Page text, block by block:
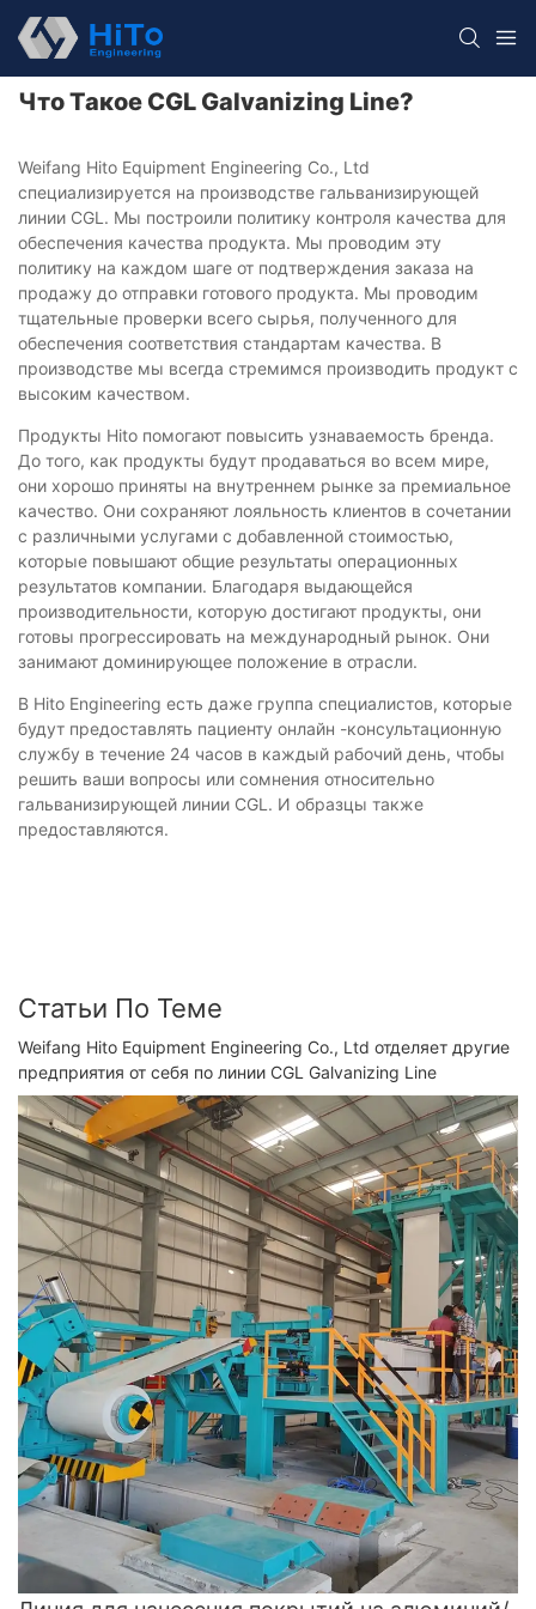
Что Такое CGL Galvanizing Line?
Weifang Hito Equipment Engineering Co., Ltd
специализируется на производстве гальванизирующей
линии CGL. Мы построили политику контроля качества для
обеспечения качества продукта. Мы проводим эту
политику на каждом шаге от подтверждения заказа на
продажу до отправки готового продукта. Мы проводим
тщательные проверки всего сырья, полученного для
обеспечения соответствия стандартам качества. В
производстве мы всегда стремимся производить продукт с
высоким качеством.
Продукты Hito помогают повысить узнаваемость бренда.
До того, как продукты будут продаваться во всем мире,
они хорошо приняты на внутреннем рынке за премиальное
качество. Они сохраняют лояльность клиентов в сочетании
с различными услугами с добавленной стоимостью,
которые повышают общие результаты операционных
результатов компании. Благодаря выдающейся
производительности, которую достигают продукты, они
готовы прогрессировать на международный рынок. Они
занимают доминирующее положение в отрасли.
В Hito Engineering есть даже группа специалистов, которые
будут предоставлять пациенту онлайн -консультационную
службу в течение 24 часов в каждый рабочий день, чтобы
решить ваши вопросы или сомнения относительно
гальванизирующей линии CGL. И образцы также
предоставляются.
Статьи По Теме
Weifang Hito Equipment Engineering Co., Ltd отделяет другие
предприятия от себя по линии CGL Galvanizing Line